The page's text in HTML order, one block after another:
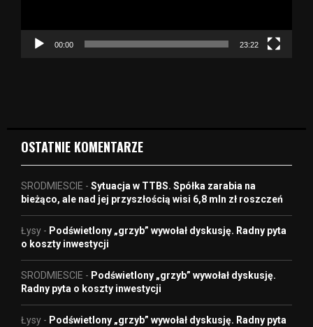
c
00:00 23:22
OSTATNIE KOMENTARZE
SRODMIESCIE - Sytuacja w TTBS. Spółka zarabia na
bieżąco, ale nad jej przyszłością wisi 6,8 mln zł roszczeń
Łysy - Podświetlony „grzyb” wywołał dyskusję. Radny pyta
o koszty inwestycji
SRODMIESCIE - Podświetlony „grzyb” wywołał dyskusję.
Radny pyta o koszty inwestycji
Łysy - Podświetlony „grzyb” wywołał dyskusję. Radny pyta